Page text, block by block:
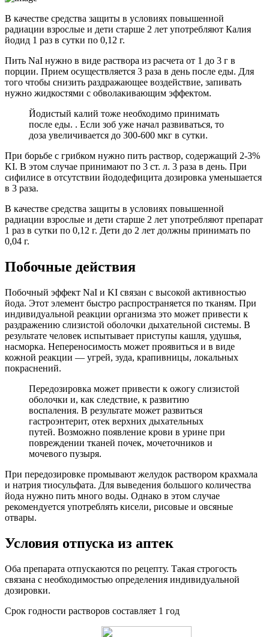
В качестве средства защиты в условиях повышенной
радиации взрослые и дети старше 2 лет употребляют Калия
йодид 1 раз в сутки по 0,12 г.
Пить NaI нужно в виде раствора из расчета от 1 до 3 г в
порции. Прием осуществляется 3 раза в день после еды. Для
того чтобы снизить раздражающее воздействие, запивать
нужно жидкостями с обволакивающим эффектом.
Йодистый калий тоже необходимо принимать
после еды. . Если зоб уже начал развиваться, то
доза увеличивается до 300-600 мкг в сутки.
При борьбе с грибком нужно пить раствор, содержащий 2-3%
KI. В этом случае принимают по 3 ст. л. 3 раза в день. При
сифилисе в отсутствии йододефицита дозировка уменьшается
в 3 раза.
В качестве средства защиты в условиях повышенной
радиации взрослые и дети старше 2 лет употребляют препарат
1 раз в сутки по 0,12 г. Дети до 2 лет должны принимать по
0,04 г.
Побочные действия
Побочный эффект NaI и KI связан с высокой активностью
йода. Этот элемент быстро распространяется по тканям. При
индивидуальной реакции организма это может привести к
раздражению слизистой оболочки дыхательной системы. В
результате человек испытывает приступы кашля, удушья,
насморка. Непереносимость может проявиться и в виде
кожной реакции — угрей, зуда, крапивницы, локальных
покраснений.
Передозировка может привести к ожогу слизистой
оболочки и, как следствие, к развитию
воспаления. В результате может развиться
гастроэнтерит, отек верхних дыхательных
путей. Возможно появление крови в урине при
повреждении тканей почек, мочеточников и
мочевого пузыря.
При передозировке промывают желудок раствором крахмала
и натрия тиосульфата. Для выведения большого количества
йода нужно пить много воды. Однако в этом случае
рекомендуется употреблять кисели, рисовые и овсяные
отвары.
Условия отпуска из аптек
Оба препарата отпускаются по рецепту. Такая строгость
связана с необходимостью определения индивидуальной
дозировки.
Срок годности растворов составляет 1 год